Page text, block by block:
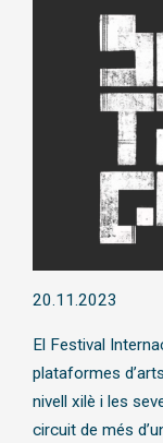
20.11.2023
El Festival
plataformes
nivell xilè i les
circuit de més